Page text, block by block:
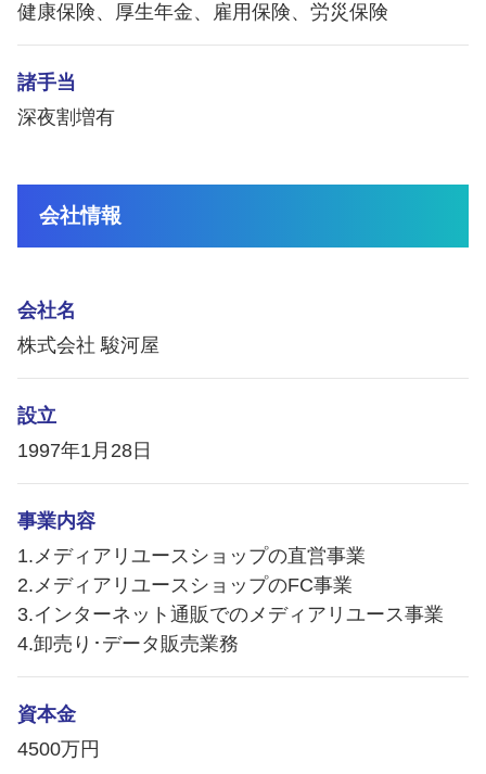
健康保険、厚生年金、雇用保険、労災保険
諸手当
深夜割増有
会社情報
会社名
株式会社 駿河屋
設立
1997年1月28日
事業内容
1.メディアリユースショップの直営事業
2.メディアリユースショップのFC事業
3.インターネット通販でのメディアリユース事業
4.卸売り･データ販売業務
資本金
4500万円